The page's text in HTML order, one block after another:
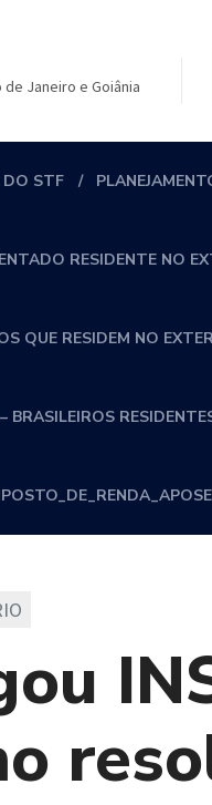
Janeiro e Goiânia
DO STF
RESIDENTE NO
QUE RESIDEM NO